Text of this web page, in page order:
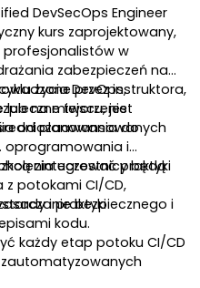
DevSecOps Engineer
kurs zaprojektowany,
w
zabezpieczeń na
życia DevOps,
tworzenie
od planowania do
przez instruktora,
lub na miejscu, jest
oprogramowania i
zintegrować praktyki
z potokami CI/CD,
bezpiecznego i
kodu.
uczestnicy będą
i praktyki
każdy etap potoku CI/CD
zautomatyzowanych